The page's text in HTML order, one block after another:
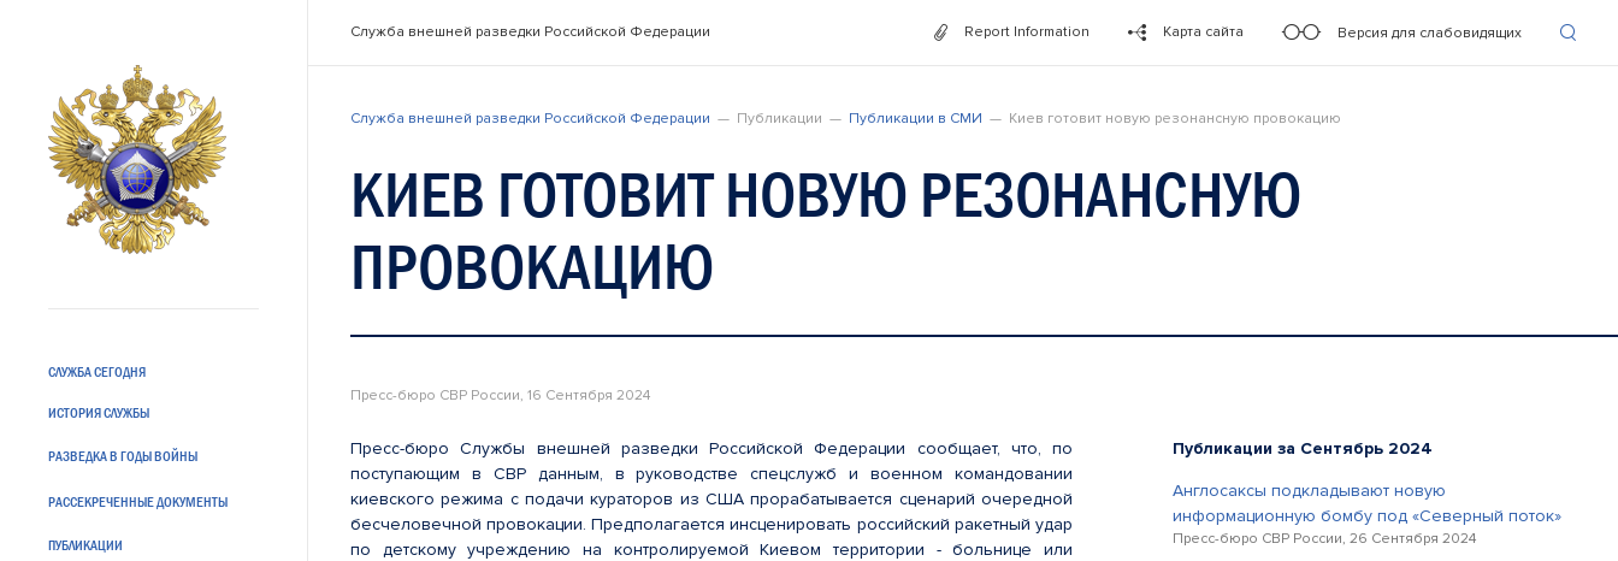
СЛУЖБА СЕГОДНЯ
ИСТОРИЯ СЛУЖБЫ
РАЗВЕДКА В ГОДЫ ВОЙНЫ
РАССЕКРЕЧЕННЫЕ ДОКУМЕНТЫ
ПУБЛИКАЦИИ
Служба внешней разведки Российской Федерации Report Information Карта сайта Версия для слабовидящих
Служба внешней разведки Российской Федерации Публикации Публикации в СМИ Киев готовит новую резонансную провокацию
КИЕВ ГОТОВИТ НОВУЮ РЕЗОНАНСНУЮ
ПРОВОКАЦИЮ
Пресс-бюро СВР России, 16 Сентября 2024
Пресс-бюро Службы внешней разведки Российской Федерации сообщает, что, по
поступающим в СВР данным, в руководстве спецслужб и военном командовании
киевского режима с подачи кураторов из США прорабатывается сценарий очередной
бесчеловечной провокации. Предполагается инсценировать российский ракетный удар
по детскому учреждению на контролируемой Киевом территории - больнице или
Публикации за Сентябрь 2024
Англосаксы подкладывают новую
информационную бомбу под «Северный поток»
Пресс-бюро СВР России, 26 Сентября 2024